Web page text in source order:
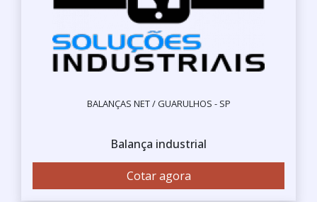
BALANÇAS NET / GUARULHOS - SP
Balança industrial
Cotar agora